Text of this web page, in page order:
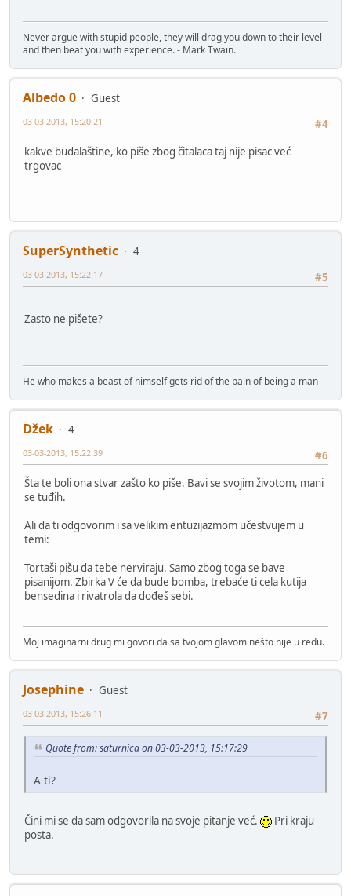
Never argue with stupid people, they will drag you down to their level
and then beat you with experience. - Mark Twain.
Albedo 0
Guest
#4
03-03-2013, 15:20:21
kakve budalaštine, ko piše zbog čitalaca taj nije pisac već
trgovac
SuperSynthetic
4
#5
03-03-2013, 15:22:17
Zasto ne pišete?
He who makes a beast of himself gets rid of the pain of being a man
Džek
4
#6
03-03-2013, 15:22:39
Šta te boli ona stvar zašto ko piše. Bavi se svojim životom, mani
se tuđih.
Ali da ti odgovorim i sa velikim entuzijazmom učestvujem u
temi:
Tortaši pišu da tebe nerviraju. Samo zbog toga se bave
pisanijom. Zbirka V će da bude bomba, trebaće ti cela kutija
bensedina i rivatrola da dođeš sebi.
Moj imaginarni drug mi govori da sa tvojom glavom nešto nije u redu.
Josephine
Guest
#7
03-03-2013, 15:26:11
Quote from: saturnica on 03-03-2013, 15:17:29
A ti?
Čini mi se da sam odgovorila na svoje pitanje već.
Pri kraju
posta.